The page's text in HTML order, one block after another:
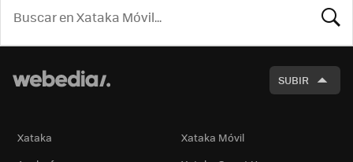
SUBIR
Xataka
Xataka Móvil